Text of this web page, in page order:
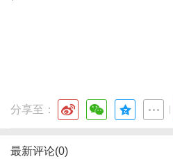
分享至：
最新评论(0)